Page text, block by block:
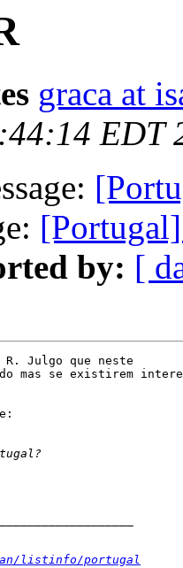
graca at
EDT
by: [
R. Julgo que neste
mas se existirem
listinfo/portugal